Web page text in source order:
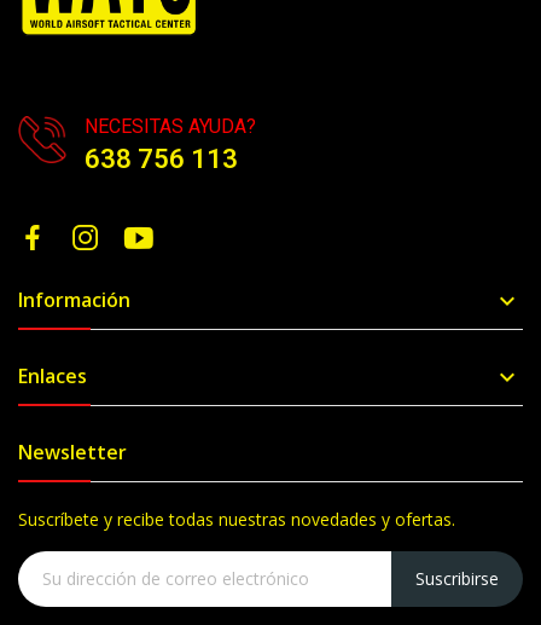
NECESITAS AYUDA?
638 756 113
Información 
Enlaces 
Newsletter
Suscríbete y recibe todas nuestras novedades y ofertas.
Suscribirse